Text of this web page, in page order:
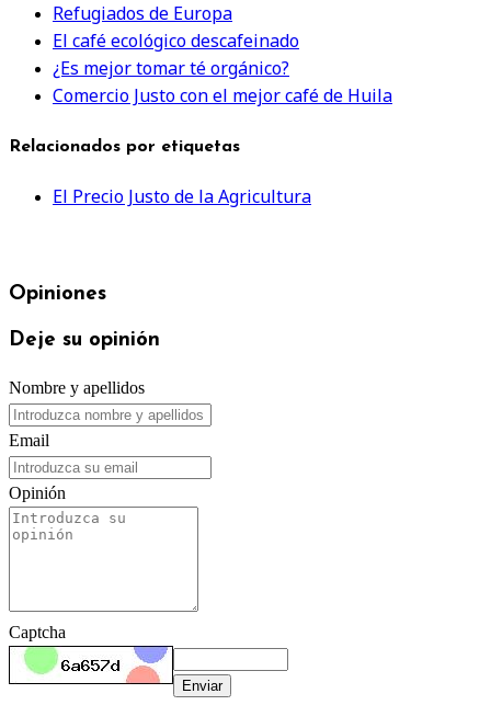
Refugiados de Europa
El café ecológico descafeinado
¿Es mejor tomar té orgánico?
Comercio Justo con el mejor café de Huila
Relacionados por etiquetas
El Precio Justo de la Agricultura
Opiniones
Deje su opinión
Nombre y apellidos
Email
Opinión
Captcha
Enviar